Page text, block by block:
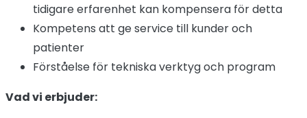
tidigare erfarenhet kan kompensera för detta
Kompetens att ge service till kunder och
patienter
Förståelse för tekniska verktyg och program
Vad vi erbjuder: